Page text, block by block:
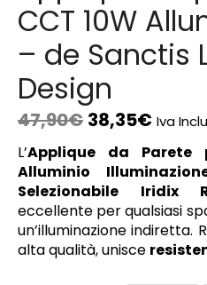
CCT 10W
– de Sanctis
Design
47,90€ 38,35€ Iva
L’Applique da Parete
Alluminio
Selezionabile Iridix
eccellente per qualsiasi
un’illuminazione indiretta.
alta qualità, unisce